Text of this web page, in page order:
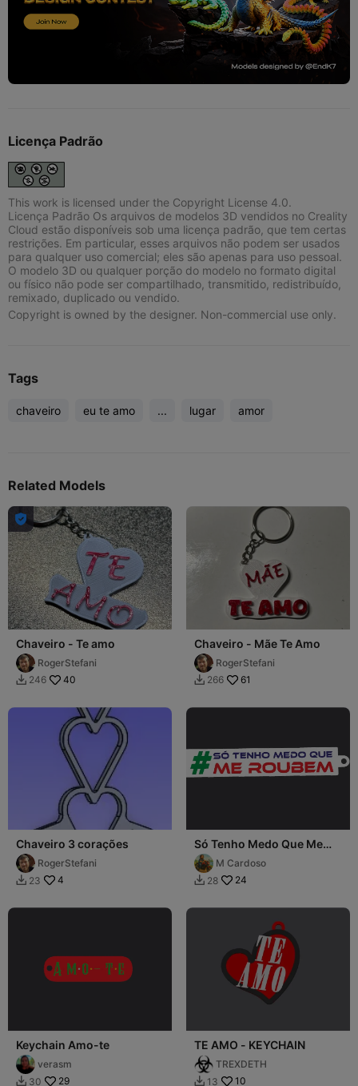
Licença Padrão
This work is licensed under the Copyright License 4.0.
Licença Padrão Os arquivos de modelos 3D vendidos no Creality
Cloud estão disponíveis sob uma licença padrão, que tem certas
restrições. Em particular, esses arquivos não podem ser usados
para qualquer uso comercial; eles são apenas para uso pessoal.
O modelo 3D ou qualquer porção do modelo no formato digital
ou físico não pode ser compartilhado, transmitido, redistribuído,
remixado, duplicado ou vendido.
Copyright is owned by the designer. Non-commercial use only.
Tags
chaveiro eu te amo ... lugar amor
Related Models

Chaveiro - Te amo
RogerStefani
 246 40
Chaveiro - Mãe Te Amo
RogerStefani
 266 61
Chaveiro 3 corações
RogerStefani
 23 4
Só Tenho Medo Que Me
Roubem Porta Chaves
M Cardoso
 28 24
Keychain Amo-te
verasm
 30 29
TE AMO - KEYCHAIN
TREXDETH
 13 10